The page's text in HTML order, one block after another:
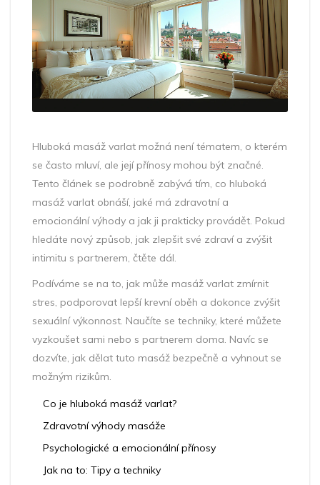
Hluboká masáž varlat možná není tématem, o kterém
se často mluví, ale její přínosy mohou být značné.
Tento článek se podrobně zabývá tím, co hluboká
masáž varlat obnáší, jaké má zdravotní a
emocionální výhody a jak ji prakticky provádět. Pokud
hledáte nový způsob, jak zlepšit své zdraví a zvýšit
intimitu s partnerem, čtěte dál.
Podíváme se na to, jak může masáž varlat zmírnit
stres, podporovat lepší krevní oběh a dokonce zvýšit
sexuální výkonnost. Naučíte se techniky, které můžete
vyzkoušet sami nebo s partnerem doma. Navíc se
dozvíte, jak dělat tuto masáž bezpečně a vyhnout se
možným rizikům.
Co je hluboká masáž varlat?
Zdravotní výhody masáže
Psychologické a emocionální přínosy
Jak na to: Tipy a techniky